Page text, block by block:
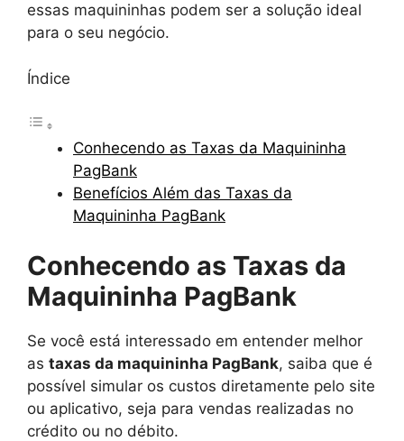
essas maquininhas podem ser a solução ideal
para o seu negócio.
Índice
Conhecendo as Taxas da Maquininha
PagBank
Benefícios Além das Taxas da
Maquininha PagBank
Conhecendo as Taxas da
Maquininha PagBank
Se você está interessado em entender melhor
as taxas da maquininha PagBank, saiba que é
possível simular os custos diretamente pelo site
ou aplicativo, seja para vendas realizadas no
crédito ou no débito.